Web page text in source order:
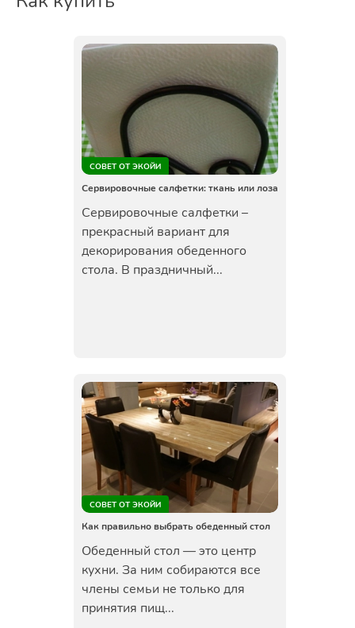
СОВЕТ ОТ ЭКОЙИ
Сервировочные салфетки: ткань или лоза
Сервировочные салфетки –
прекрасный вариант для
декорирования обеденного
стола. В праздничный...
СОВЕТ ОТ ЭКОЙИ
Как правильно выбрать обеденный стол
Обеденный стол — это центр
кухни. За ним собираются все
члены семьи не только для
принятия пищ...